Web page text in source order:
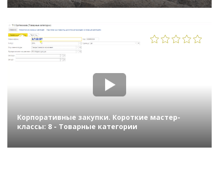
1015
Корпоративные закупки. Короткие мастер-
классы: 8 - Товарные категории